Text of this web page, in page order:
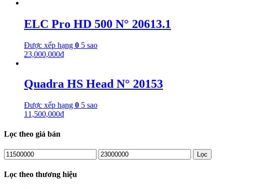
ELC Pro HD 500 N° 20613.1
Được xếp hạng 0 5 sao
23,000,000₫
Quadra HS Head N° 20153
Được xếp hạng 0 5 sao
11,500,000₫
Lọc theo giá bán
Lọc
Lọc theo thương hiệu